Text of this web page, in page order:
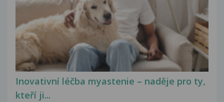
Inovativní léčba myastenie – naděje pro ty,
kteří ji...